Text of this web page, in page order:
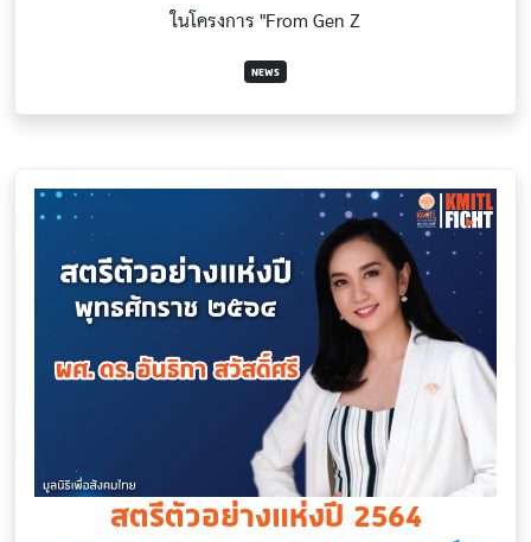
ในโครงการ "From Gen Z
NEWS
สตรีตัวอย่างแห่งปี 2564